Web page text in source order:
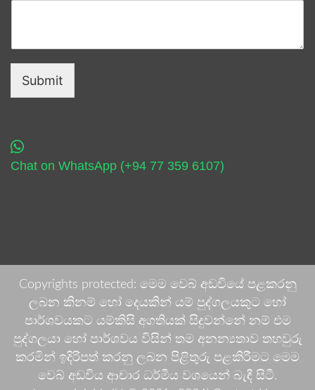
Submit
Chat on WhatsApp (+94 77 359 6107)
Copyrights protected: මෙම වෙබ් අඩවියේ පළකරනු
ලබන කිනම් හෝ දෙයකින් යම් පුද්ගලයකුට හෝ
පාර්ශවයකට යම්කිසි අගතියක් සිදුවන්නේ නම් එම
පුද්ගලයා හෝ පාර්ශවය විසින් තම අනන්‍යතාව තහවුරු
කරමින් ඉදිරිපත් කරනු ලබන පිළිතුරු පළකිරීමට මෙම
වෙබ් අඩවිය ආචාර ධර්මීය වශයෙන් බැඳී සිටී.